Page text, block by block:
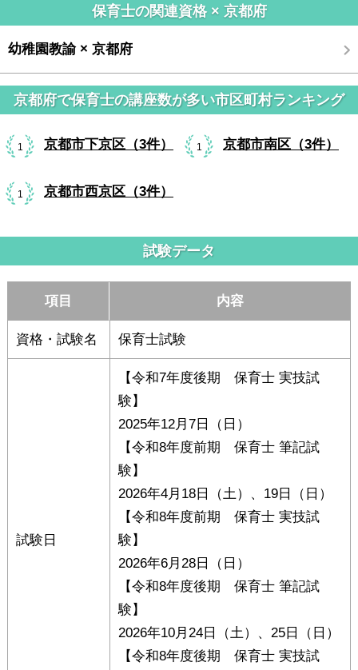
保育士の関連資格 × 京都府
幼稚園教諭 × 京都府
京都府で保育士の講座数が多い市区町村ランキング
1 京都市下京区（3件） 1 京都市南区（3件）
1 京都市西京区（3件）
試験データ
項目 内容
資格・試験名 保育士試験
試験日
【令和7年度後期 保育士 実技試
験】
2025年12月7日（日）
【令和8年度前期 保育士 筆記試
験】
2026年4月18日（土）、19日（日）
【令和8年度前期 保育士 実技試
験】
2026年6月28日（日）
【令和8年度後期 保育士 筆記試
験】
2026年10月24日（土）、25日（日）
【令和8年度後期 保育士 実技試